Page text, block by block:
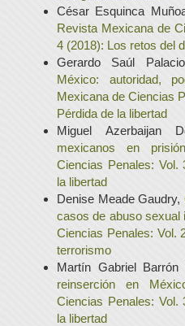
César Esquinca
Revista Mexicana de
4 (2018): Los retos del
Gerardo Saúl
México: autoridad,
Mexicana de Ciencias
Pérdida de la libertad
Miguel Azerbaijan
mexicanos en
Ciencias Penales:
la libertad
Denise Meade Gaudry,
casos de abuso sexual
Ciencias Penales: Vol.
terrorismo
Martín Gabriel Barrón
reinserción en
Ciencias Penales:
la libertad